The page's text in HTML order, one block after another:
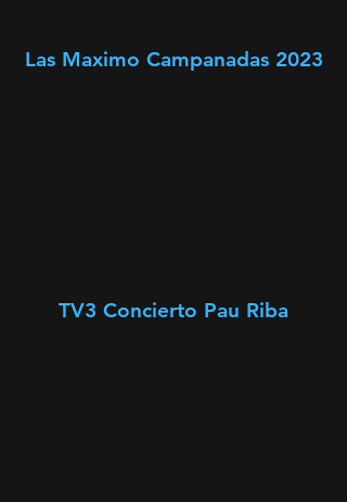
Las Maximo Campanadas 2023
TV3 Concierto Pau Riba